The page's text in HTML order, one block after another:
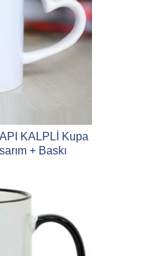
KALPLİ Kupa
+ Baskı